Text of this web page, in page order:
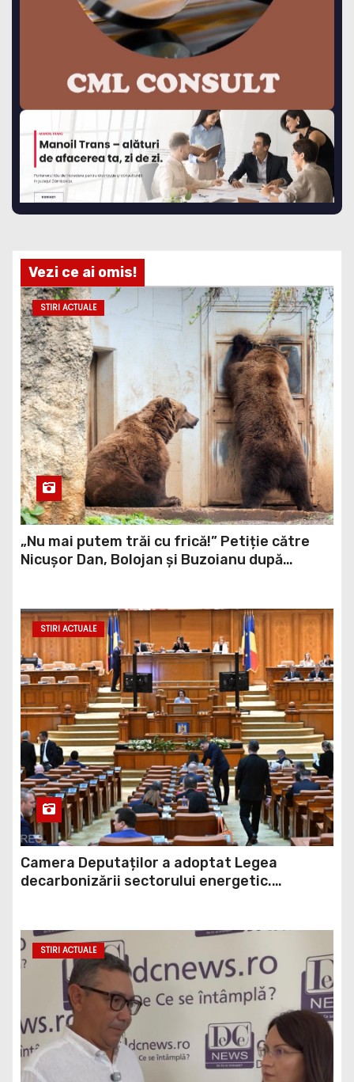
Vezi ce ai omis!
STIRI ACTUALE
„Nu mai putem trăi cu frică!” Petiție către
Nicușor Dan, Bolojan și Buzoianu după
STIRI ACTUALE
Camera Deputaților a adoptat Legea
decarbonizării sectorului energetic.
STIRI ACTUALE